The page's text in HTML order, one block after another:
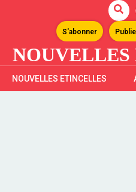
S'abonner
NOUVELLES ETINCELLES